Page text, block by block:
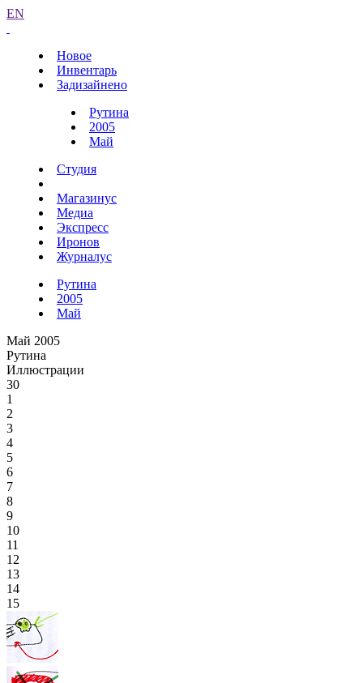
EN
Новое
Инвентарь
Задизайнено
Рутина
2005
Май
Студия
Магазинус
Медиа
Экспресс
Иронов
Журналус
Рутина
2005
Май
Май 2005
Рутина
Иллюстрации
30
1
2
3
4
5
6
7
8
9
10
11
12
13
14
15